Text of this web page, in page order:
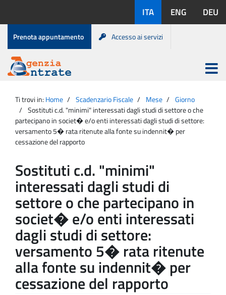
contenuto
disponibili:
ITA ENG DEU
Menu
di
servizio
Prenota appuntamento Accesso ai servizi
Agenzia
Entrate
Apri
menu
principale
Ti trovi in: Home Scadenzario Fiscale Mese
Giorno
Sostituti c.d. "minimi" interessati dagli studi di settore o che
partecipano in societ� e/o enti interessati dagli studi di settore:
versamento 5� rata ritenute alla fonte su indennit� per
cessazione del rapporto
Sostituti c.d. "minimi"
interessati dagli studi di
settore o che partecipano in
societ� e/o enti interessati
dagli studi di settore:
versamento 5� rata ritenute
alla fonte su indennit� per
cessazione del rapporto